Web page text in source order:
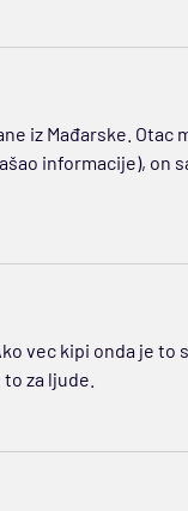
iz Mađarske. Otac
informacije), on
vec kipi onda je
za ljude.